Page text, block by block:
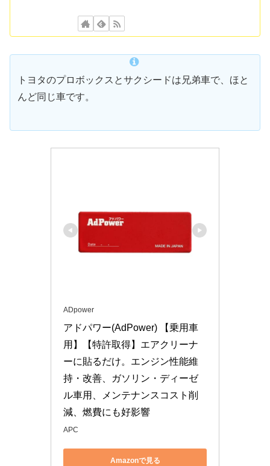
トヨタのプロボックスとサクシードは兄弟車で、ほと
んど同じ車です。
ADpower
アドパワー(AdPower) 【乗用車
用】【特許取得】エアクリーナ
ーに貼るだけ。エンジン性能維
持・改善、ガソリン・ディーゼ
ル車用、メンテナンスコスト削
減、燃費にも好影響
APC
Amazonで見る